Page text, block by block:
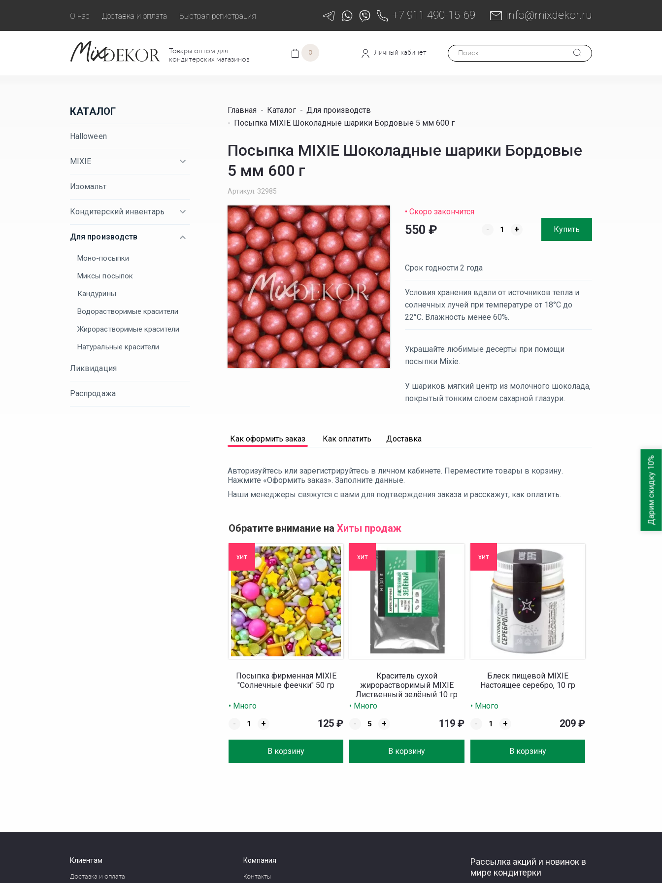
О нас Доставка и оплата Быстрая регистрация +7 911 490-15-69 info@mixdekor.ru
Товары оптом для
кондитерских магазинов
0 Личный кабинет
КАТАЛОГ
Halloween
MIXIE
Изомальт
Кондитерский инвентарь
Для производств
Моно-посыпки
Миксы посыпок
Кандурины
Водорастворимые красители
Жирорастворимые красители
Натуральные красители
Ликвидация
Распродажа
Главная - Каталог - Для производств
- Посыпка MIXIE Шоколадные шарики Бордовые 5 мм 600 г
Посыпка MIXIE Шоколадные шарики Бордовые
5 мм 600 г
Артикул: 32985
• Скоро закончится
550 ₽ - + Купить
Срок годности 2 года
Условия хранения вдали от источников тепла и
солнечных лучей при температуре от 18°C до
22°C. Влажность менее 60%.
Украшайте любимые десерты при помощи
посыпки Mixie.
У шариков мягкий центр из молочного шоколада,
покрытый тонким слоем сахарной глазури.
Как оформить заказ Как оплатить Доставка
Авторизуйтесь или зарегистрируйтесь в личном кабинете. Переместите товары в корзину.
Нажмите «Оформить заказ». Заполните данные.
Наши менеджеры свяжутся с вами для подтверждения заказа и расскажут, как оплатить.
Обратите внимание на Хиты продаж
хит
Посыпка фирменная MIXIE
"Солнечные феечки" 50 гр
• Много
-
+
В корзину
125₽
хит
Краситель сухой
жирорастворимый MIXIE
Лиственный зелёный 10 гр
• Много
-
+
В корзину
119 ₽
хит
Блеск пищевой MIXIE
Настоящее серебро, 10 гр
• Много
-
+
В корзину
209 ₽
Клиентам
Доставка и оплата
Компания
Контакты
Рассылка акций и новинок в
мире кондитерки
Дарим скидку 10%